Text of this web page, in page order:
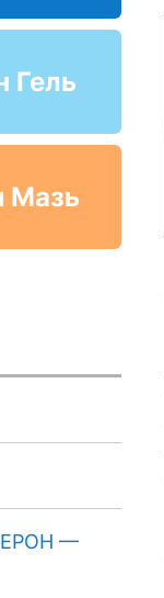
Гель
Мазь
—